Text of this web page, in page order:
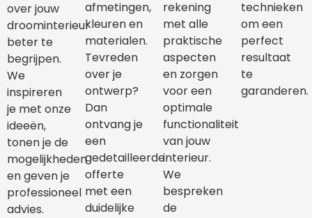
over jouw
droominterieur
beter te
begrijpen.
We
inspireren
je met onze
ideeën,
tonen je de
mogelijkheden
en geven je
professioneel
advies.
afmetingen,
kleuren en
materialen.
Tevreden
over je
ontwerp?
Dan
ontvang je
een
gedetailleerde
offerte
met een
duidelijke
rekening
met alle
praktische
aspecten
en zorgen
voor een
optimale
functionaliteit
van jouw
interieur.
We
bespreken
de
technieken
om een
perfect
resultaat
te
garanderen.